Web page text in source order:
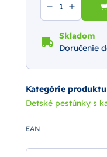
Skladom
Doručenie
Kategórie produktu
Detské pestúnky s
EAN